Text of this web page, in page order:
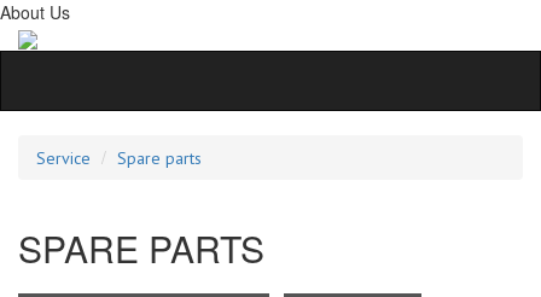
About Us
Service Spare parts
SPARE PARTS